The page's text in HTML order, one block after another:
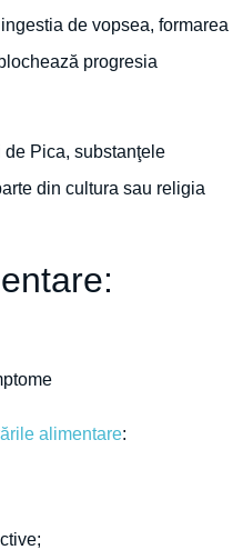
de vopsea, formarea
progresia
Pica, substanţele
din cultura sau religia
alimentare: